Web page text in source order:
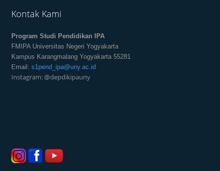
Kontak Kami
Program Studi Pendidikan IPA
FMIPA Universitas Negeri Yogyakarta
Kampus Karangmalang Yogyakarta 55281
Email:s1pend_ipa@uny.ac.id
Instagram: @depdikipauny